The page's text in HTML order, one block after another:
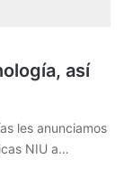
así
les anunciamos
NIU a…